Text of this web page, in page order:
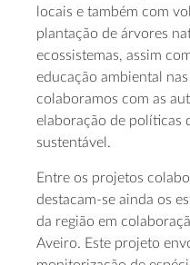
locais e também com
plantação de árvores
ecossistemas, assim
educação ambiental
colaboramos com as
elaboração de políticas
sustentável.
Entre os projetos
destacam-se ainda os
da região em
Aveiro. Este projeto